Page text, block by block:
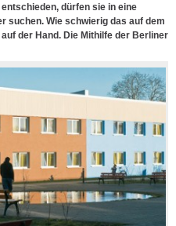
dürfen sie in eine
suchen. Wie schwierig das auf dem
der Hand. Die Mithilfe der Berliner